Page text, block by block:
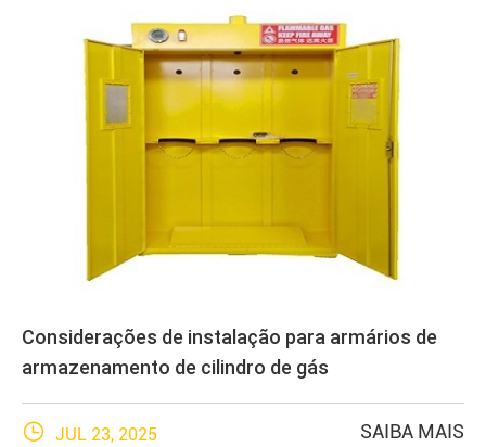
Considerações de instalação para armários de
armazenamento de cilindro de gás
 JUL 23, 2025 SAIBA MAIS